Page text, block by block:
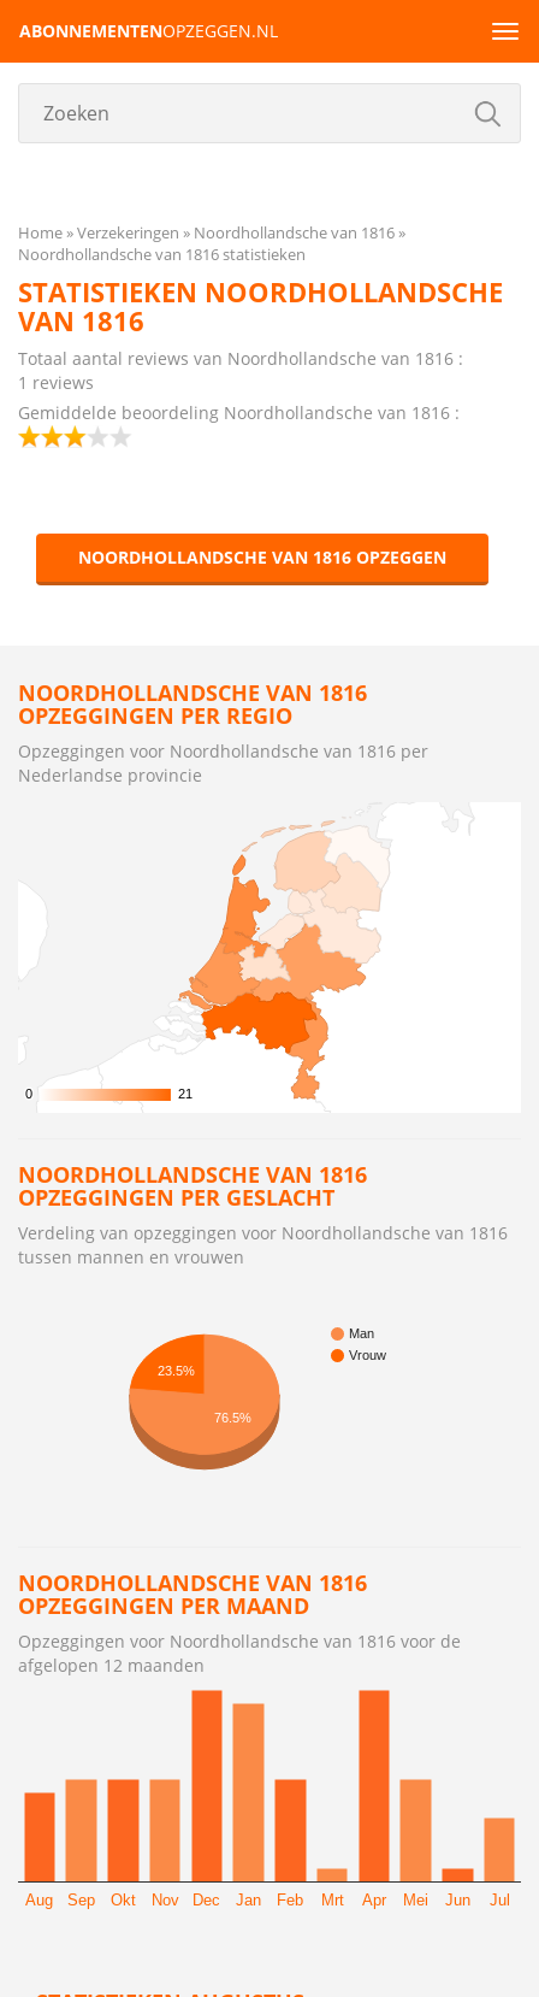
ABONNEMENTENOPZEGGEN.NL
Home Verzekeringen
Noordhollandsche van 1816
Noordhollandsche van 1816 statistieken
STATISTIEKEN NOORDHOLLANDSCHE
VAN 1816
Totaal aantal reviews van Noordhollandsche van 1816 :
1 reviews
Gemiddelde beoordeling Noordhollandsche van 1816 :
NOORDHOLLANDSCHE VAN 1816 OPZEGGEN
NOORDHOLLANDSCHE VAN 1816
OPZEGGINGEN PER REGIO
Opzeggingen voor Noordhollandsche van 1816 per
Nederlandse provincie
0
0 21
21
NOORDHOLLANDSCHE VAN 1816
OPZEGGINGEN PER GESLACHT
Verdeling van opzeggingen voor Noordhollandsche van 1816
tussen mannen en vrouwen
Man
Vrouw
23.5%
76.5%
NOORDHOLLANDSCHE VAN 1816
OPZEGGINGEN PER MAAND
Opzeggingen voor Noordhollandsche van 1816 voor de
afgelopen 12 maanden
Aug Sep Okt Nov Dec Jan Feb Mrt Apr Mei Jun Jul